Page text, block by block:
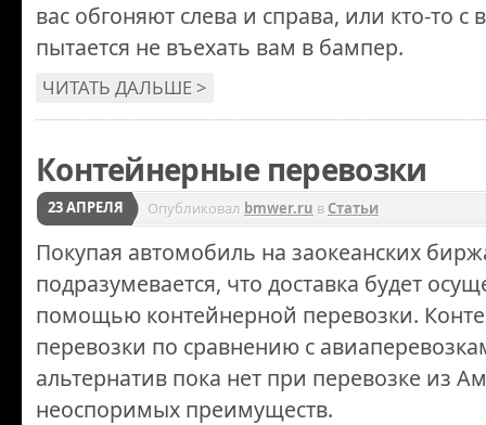
вас обгоняют слева и справа, или кто-то с
пытается не въехать вам в бампер.
ЧИТАТЬ ДАЛЬШЕ >
Контейнерные перевозки
23 АПРЕЛЯ Опубликовал bmwer.ru в Статьи
Покупая автомобиль на заокеанских
подразумевается, что доставка будет
помощью контейнерной перевозки.
перевозки по сравнению с
альтернатив пока нет при перевозке из
неоспоримых преимуществ.